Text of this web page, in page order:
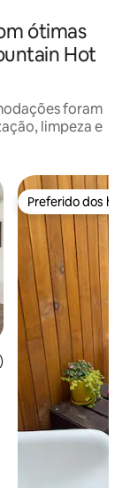
ótimas
Hot
foram
limpeza e
avaliação média de
Preferido dos
Preferido dos